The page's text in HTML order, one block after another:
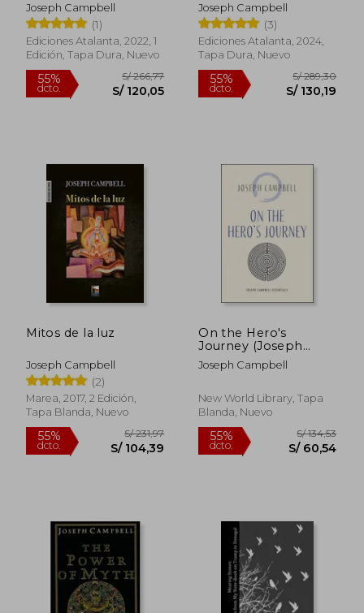
55%
dcto. S/ 160,60
55%
dcto. S/
Joseph Campbell
(1)
Ediciones Atalanta, 2022, 1
Edición, Tapa Dura, Nuevo
Joseph Campbell
(3)
Ediciones Atalanta, 2024,
Tapa Dura, Nuevo
Mitos de la luz
Joseph Campbell
(2)
Marea, 2017, 2 Edición,
Tapa Blanda, Nuevo
On the Hero's
Journey (Joseph
Campbell Essentials)
(en Inglés)
Joseph Campbell
New World Library, Tapa
Blanda, Nuevo